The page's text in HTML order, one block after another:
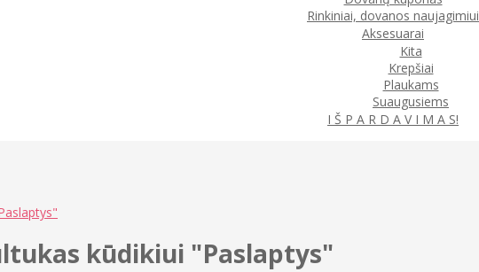
Rinkiniai, dovanos naujagimiui
Aksesuarai
Kita
Krepšiai
Plaukams
Suaugusiems
I Š P A R D A V I M A S!
kūdikiui "Paslaptys"